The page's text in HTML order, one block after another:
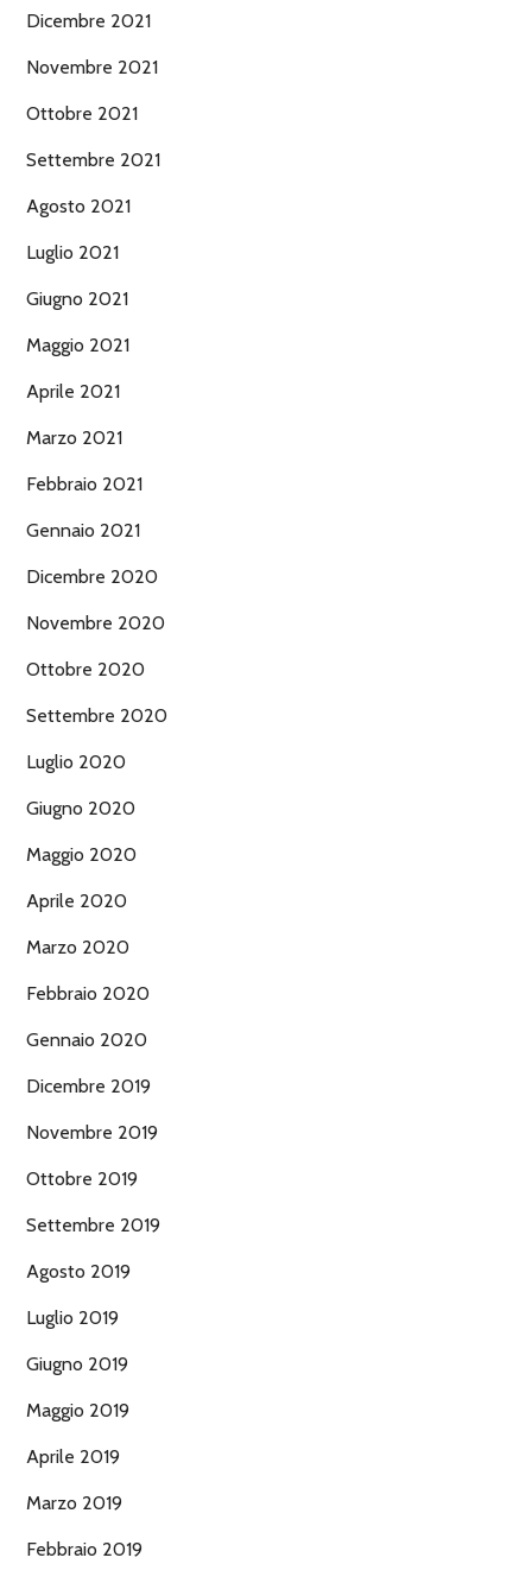
Dicembre 2021
Novembre 2021
Ottobre 2021
Settembre 2021
Agosto 2021
Luglio 2021
Giugno 2021
Maggio 2021
Aprile 2021
Marzo 2021
Febbraio 2021
Gennaio 2021
Dicembre 2020
Novembre 2020
Ottobre 2020
Settembre 2020
Luglio 2020
Giugno 2020
Maggio 2020
Aprile 2020
Marzo 2020
Febbraio 2020
Gennaio 2020
Dicembre 2019
Novembre 2019
Ottobre 2019
Settembre 2019
Agosto 2019
Luglio 2019
Giugno 2019
Maggio 2019
Aprile 2019
Marzo 2019
Febbraio 2019